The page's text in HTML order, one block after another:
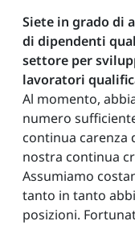
Siete in grado di
di dipendenti
settore per
lavoratori
Al momento,
numero
continua carenza
nostra continua
Assumiamo
tanto in tanto
posizioni.